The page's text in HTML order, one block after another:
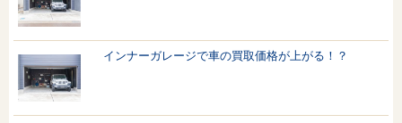
インナーガレージで車の買取価格が上がる！？